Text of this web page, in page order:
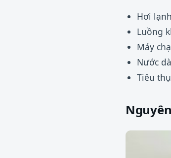
Hơi
Luồng
Máy
Nước
Tiêu